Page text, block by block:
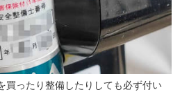
買ったり整備したりしても必ず付い